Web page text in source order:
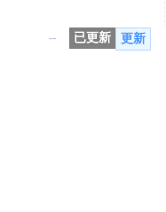
更新
已更新
--